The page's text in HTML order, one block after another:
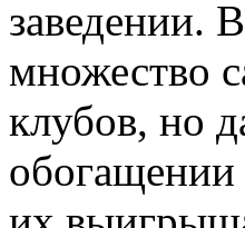
заведении.
множество
клубов, но
обогащении